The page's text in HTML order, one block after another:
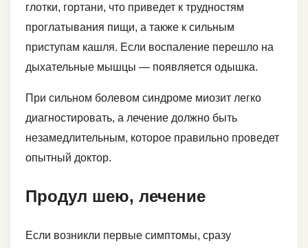
глотки, гортани, что приведет к трудностям
проглатывания пищи, а также к сильным
приступам кашля. Если воспаление перешло на
дыхательные мышцы — появляется одышка.
При сильном болевом синдроме миозит легко
диагностировать, а лечение должно быть
незамедлительным, которое правильно проведет
опытный доктор.
Продул шею, лечение
Если возникли первые симптомы, сразу